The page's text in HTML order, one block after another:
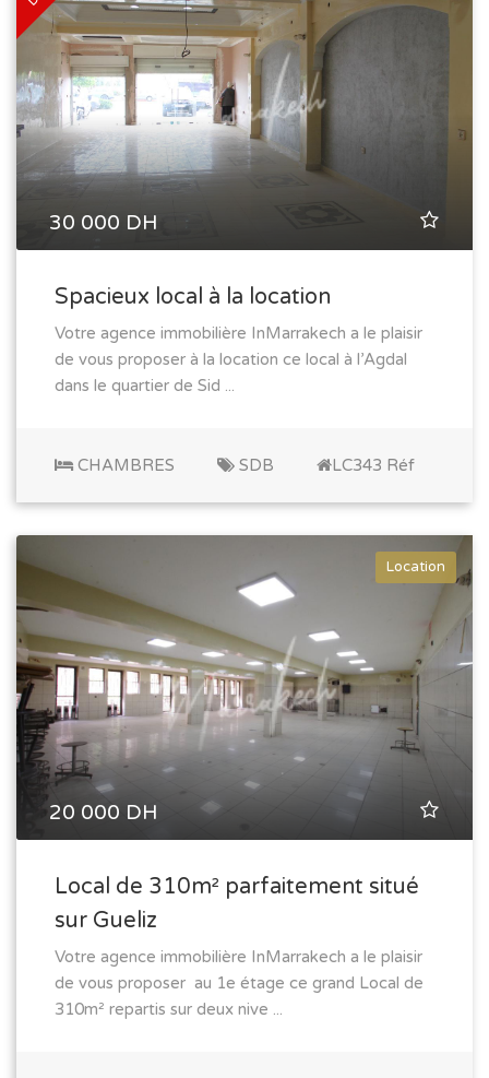
30 000 DH
Spacieux local à la location
Votre agence immobilière InMarrakech a le plaisir
de vous proposer à la location ce local à l’Agdal
dans le quartier de Sid ...
CHAMBRES SDB LC343 Réf
Location
20 000 DH
Local de 310m² parfaitement situé
sur Gueliz
Votre agence immobilière InMarrakech a le plaisir
de vous proposer au 1e étage ce grand Local de
310m² repartis sur deux nive ...